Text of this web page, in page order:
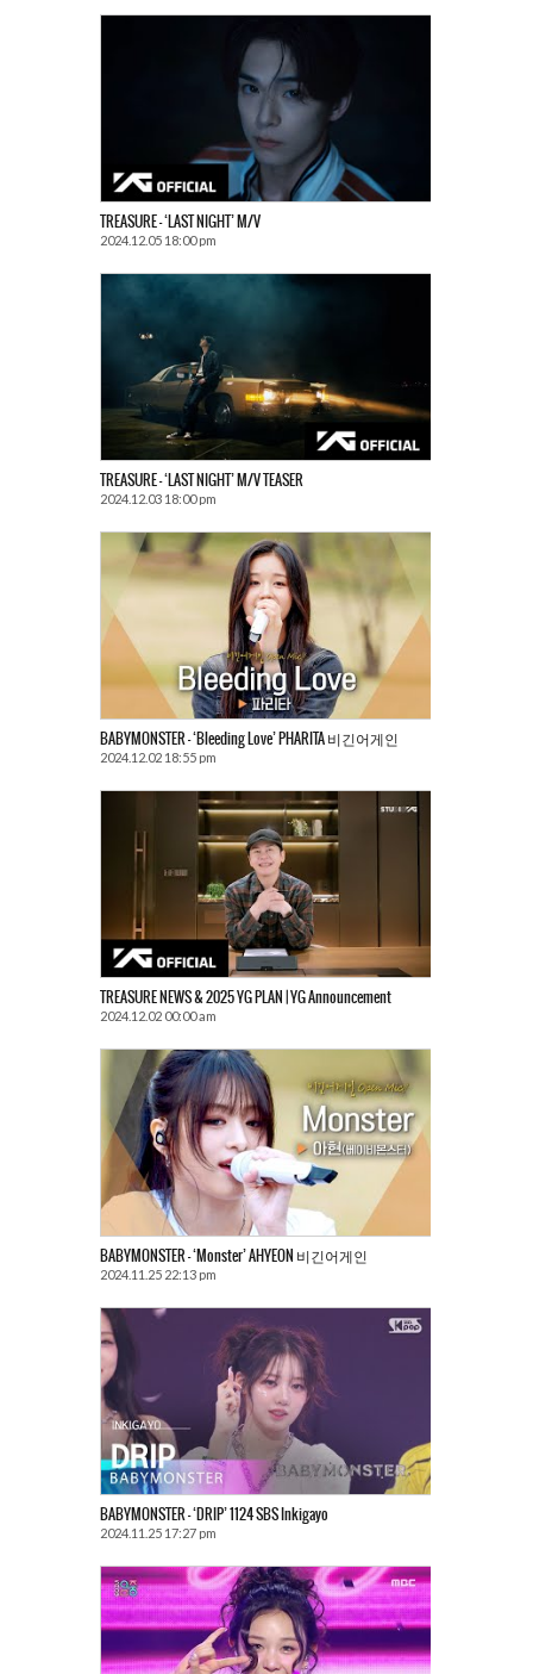
TREASURE – ‘LAST NIGHT’ M/V
2024.12.05 18:00 pm
TREASURE – ‘LAST NIGHT’ M/V TEASER
2024.12.03 18:00 pm
BABYMONSTER – ‘Bleeding Love’ PHARITA 비긴어게인
2024.12.02 18:55 pm
TREASURE NEWS & 2025 YG PLAN | YG Announcement
2024.12.02 00:00 am
BABYMONSTER – ‘Monster’ AHYEON 비긴어게인
2024.11.25 22:13 pm
BABYMONSTER – ‘DRIP’ 1124 SBS Inkigayo
2024.11.25 17:27 pm